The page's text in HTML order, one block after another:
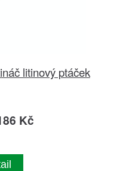
litinový ptáček
Kč